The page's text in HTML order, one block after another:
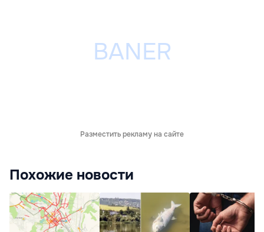
Разместить рекламу на сайте
Похожие новости